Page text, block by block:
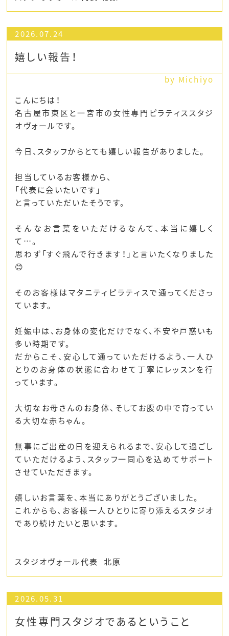
2026.07.24
嬉しい報告！
by Michiyo
こんにちは！
名古屋市東区と一宮市の女性専門ピラティススタジ
オヴォールです。
今日、スタッフからとても嬉しい報告がありました。
担当しているお客様から、
「代表に会いたいです」
と言っていただいたそうです。
そんなお言葉をいただけるなんて、本当に嬉しく
て…。
思わず「すぐ飛んで行きます！」と言いたくなりました
😊
そのお客様はマタニティピラティスで通ってくださっ
ています。
妊娠中は、お身体の変化だけでなく、不安や戸惑いも
多い時期です。
だからこそ、安心して通っていただけるよう、一人ひ
とりのお身体の状態に合わせて丁寧にレッスンを行
っています。
大切なお母さんのお身体、そしてお腹の中で育ってい
る大切な赤ちゃん。
無事にご出産の日を迎えられるまで、安心して過ごし
ていただけるよう、スタッフ一同心を込めてサポート
させていただきます。
嬉しいお言葉を、本当にありがとうございました。
これからも、お客様一人ひとりに寄り添えるスタジオ
であり続けたいと思います。
スタジオヴォール代表 北原
2026.05.31
女性専門スタジオであるということ